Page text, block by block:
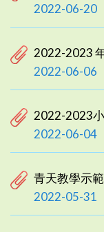
2022-06-20
2022-2023
2022-06-06
2022-2023
2022-06-04
青天教學示
2022-05-31